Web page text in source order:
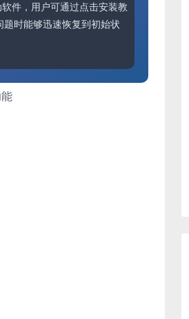
件，用户可通过点击安装教
时能够迅速恢复到初始状